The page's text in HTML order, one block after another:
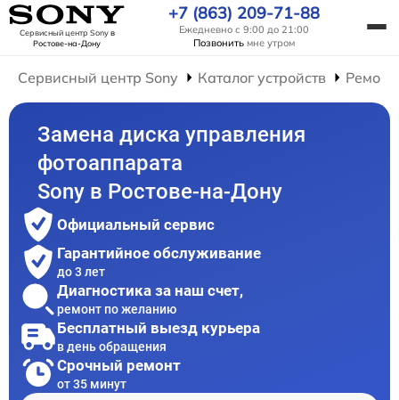
Сервисный центр Sonyв
Ростове-на-Дону
+7 (863) 209-71-88
Ежедневно с 9:00 до 21:00
Позвонить мне утром
Сервисный центр Sony Каталог устройств
Замена диска управления
фотоаппарата
Sony в Ростове-на-Дону
Официальный сервис
Гарантийное обслуживание
до 3 лет
Диагностика за наш счет,
ремонт по желанию
Бесплатный выезд курьера
в день обращения
Срочный ремонт
от 35 минут